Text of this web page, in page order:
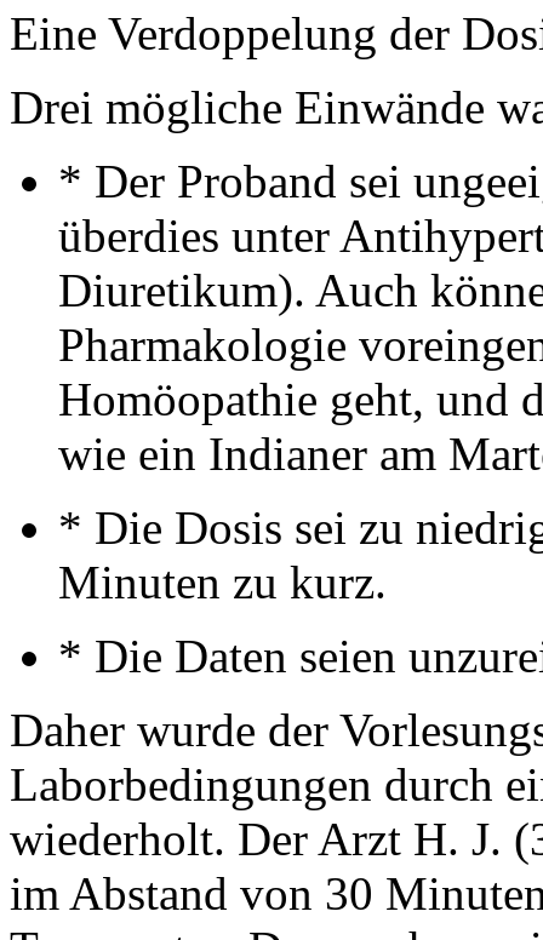
Eine Verdoppelung der
Drei mögliche Einwände
* Der Proband sei
überdies unter
Diuretikum). Auch
Pharmakologie
Homöopathie geht, und
wie ein Indianer am
* Die Dosis sei zu
Minuten zu kurz.
* Die Daten seien
Daher wurde der
Laborbedingungen durch
wiederholt. Der Arzt H. J.
im Abstand von 30